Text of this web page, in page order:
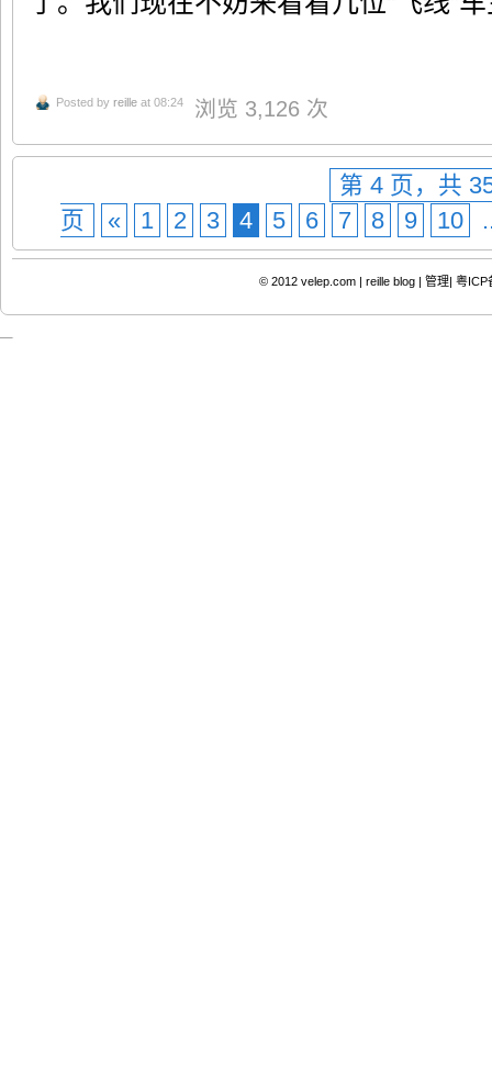
Posted by reille at 08:24 浏览 3,126 次
第 4 页，共
页
« 1 2 3 4 5 6 7 8 9 10
© 2012 velep.com | reille blog| 管理| 粤ICP